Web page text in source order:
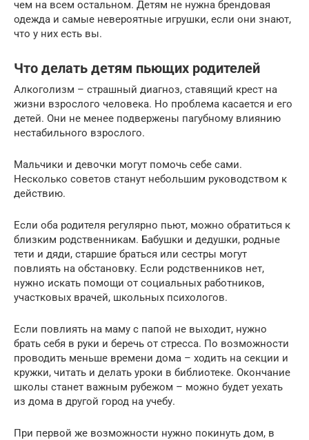
чем на всем остальном. Детям не нужна брендовая
одежда и самые невероятные игрушки, если они знают,
что у них есть вы.
Что делать детям пьющих родителей
Алкоголизм – страшный диагноз, ставящий крест на
жизни взрослого человека. Но проблема касается и его
детей. Они не менее подвержены пагубному влиянию
нестабильного взрослого.
Мальчики и девочки могут помочь себе сами.
Несколько советов станут небольшим руководством к
действию.
Если оба родителя регулярно пьют, можно обратиться к
близким родственникам. Бабушки и дедушки, родные
тети и дяди, старшие браться или сестры могут
повлиять на обстановку. Если родственников нет,
нужно искать помощи от социальных работников,
участковых врачей, школьных психологов.
Если повлиять на маму с папой не выходит, нужно
брать себя в руки и беречь от стресса. По возможности
проводить меньше времени дома – ходить на секции и
кружки, читать и делать уроки в библиотеке. Окончание
школы станет важным рубежом – можно будет уехать
из дома в другой город на учебу.
При первой же возможности нужно покинуть дом, в